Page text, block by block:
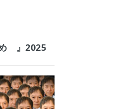
め゙』2025